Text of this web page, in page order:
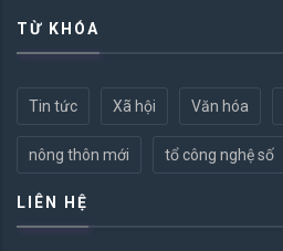
TỪ KHÓA
Tin tức Xã hội Văn hóa
nông thôn mới tổ công nghệ số
LIÊN HỆ